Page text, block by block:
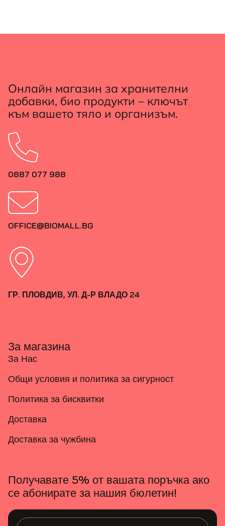
Онлайн магазин за хранителни
добавки, био продукти – ключът
към вашето тяло и организъм.
0887 077 988
OFFICE@BIOMALL.BG
ГР. ПЛОВДИВ, УЛ. Д-Р ВЛАДО 24
За магазина
За Нас
Общи условия и политика за сигурност
Политика за бисквитки
Доставка
Доставка за чужбина
Получавате 5% от вашата поръчка ако
се абонирате за нашия бюлетин!